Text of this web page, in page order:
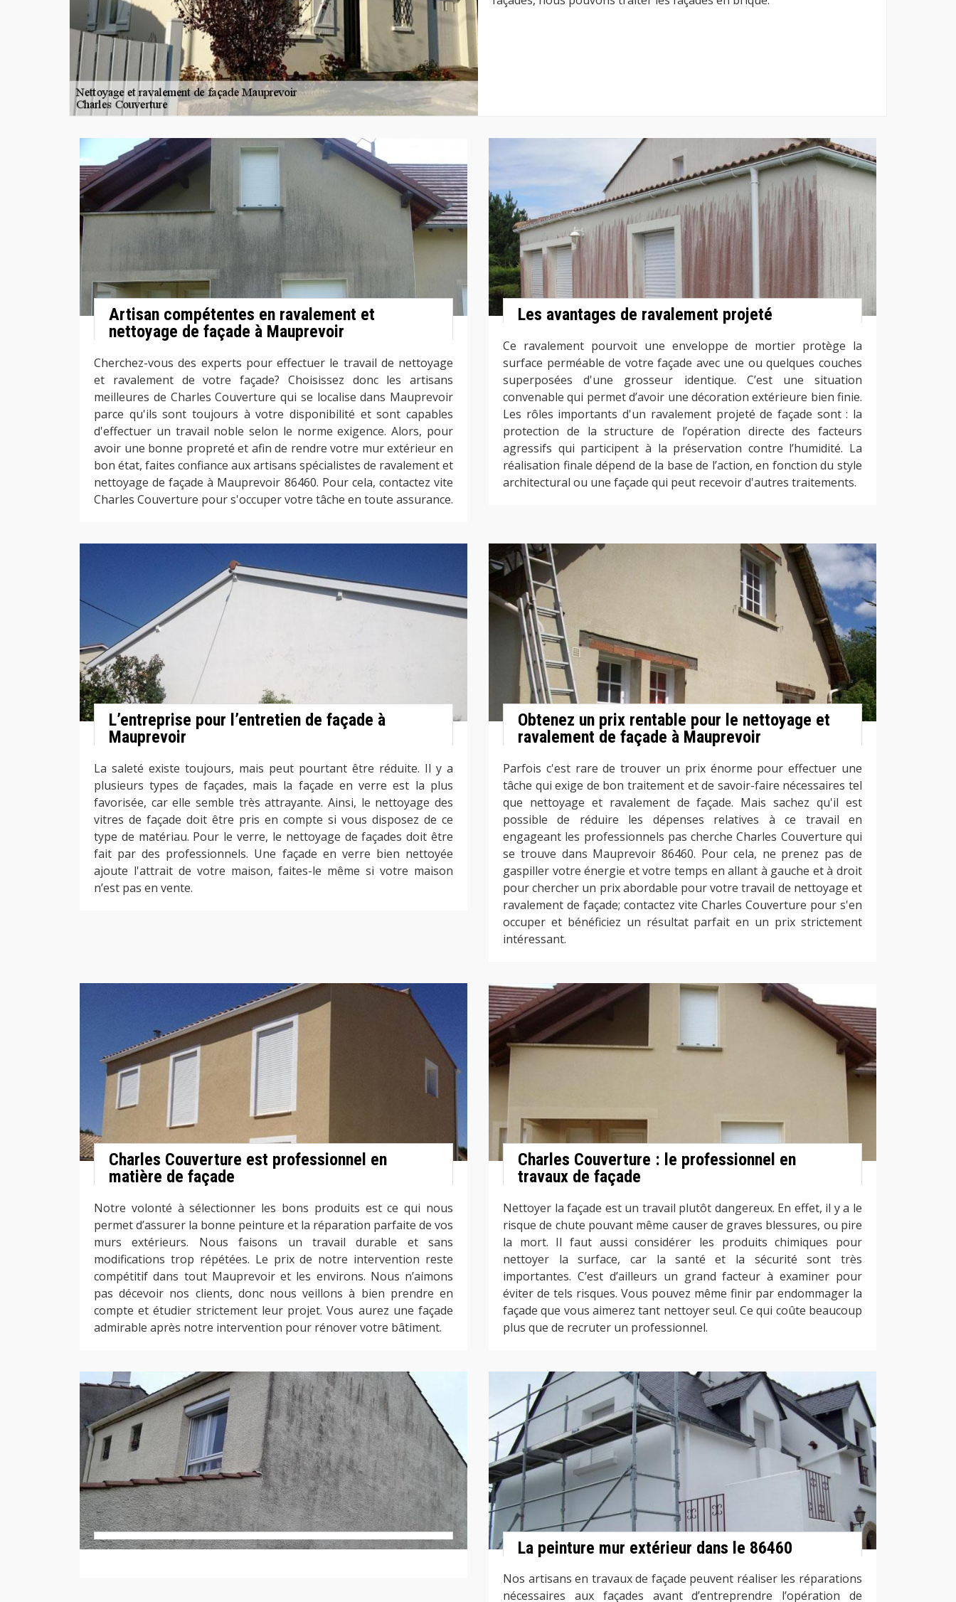
Artisan compétentes en ravalement et
nettoyage de façade à Mauprevoir
Cherchez-vous des experts pour effectuer le travail de nettoyage
et ravalement de votre façade? Choisissez donc les artisans
meilleures de Charles Couverture qui se localise dans Mauprevoir
parce qu'ils sont toujours à votre disponibilité et sont capables
d'effectuer un travail noble selon le norme exigence. Alors, pour
avoir une bonne propreté et afin de rendre votre mur extérieur en
bon état, faites confiance aux artisans spécialistes de ravalement et
nettoyage de façade à Mauprevoir 86460. Pour cela, contactez vite
Charles Couverture pour s'occuper votre tâche en toute assurance.
Les avantages de ravalement projeté
Ce ravalement pourvoit une enveloppe de mortier protège la
surface perméable de votre façade avec une ou quelques couches
superposées d'une grosseur identique. C’est une situation
convenable qui permet d’avoir une décoration extérieure bien finie.
Les rôles importants d'un ravalement projeté de façade sont : la
protection de la structure de l’opération directe des facteurs
agressifs qui participent à la préservation contre l’humidité. La
réalisation finale dépend de la base de l’action, en fonction du style
architectural ou une façade qui peut recevoir d'autres traitements.
L’entreprise pour l’entretien de façade à
Mauprevoir
La saleté existe toujours, mais peut pourtant être réduite. Il y a
plusieurs types de façades, mais la façade en verre est la plus
favorisée, car elle semble très attrayante. Ainsi, le nettoyage des
vitres de façade doit être pris en compte si vous disposez de ce
type de matériau. Pour le verre, le nettoyage de façades doit être
fait par des professionnels. Une façade en verre bien nettoyée
ajoute l'attrait de votre maison, faites-le même si votre maison
n’est pas en vente.
Obtenez un prix rentable pour le nettoyage et
ravalement de façade à Mauprevoir
Parfois c'est rare de trouver un prix énorme pour effectuer une
tâche qui exige de bon traitement et de savoir-faire nécessaires tel
que nettoyage et ravalement de façade. Mais sachez qu'il est
possible de réduire les dépenses relatives à ce travail en
engageant les professionnels pas cherche Charles Couverture qui
se trouve dans Mauprevoir 86460. Pour cela, ne prenez pas de
gaspiller votre énergie et votre temps en allant à gauche et à droit
pour chercher un prix abordable pour votre travail de nettoyage et
ravalement de façade; contactez vite Charles Couverture pour s'en
occuper et bénéficiez un résultat parfait en un prix strictement
intéressant.
Charles Couverture est professionnel en
matière de façade
Notre volonté à sélectionner les bons produits est ce qui nous
permet d’assurer la bonne peinture et la réparation parfaite de vos
murs extérieurs. Nous faisons un travail durable et sans
modifications trop répétées. Le prix de notre intervention reste
compétitif dans tout Mauprevoir et les environs. Nous n’aimons
pas décevoir nos clients, donc nous veillons à bien prendre en
compte et étudier strictement leur projet. Vous aurez une façade
admirable après notre intervention pour rénover votre bâtiment.
Charles Couverture : le professionnel en
travaux de façade
Nettoyer la façade est un travail plutôt dangereux. En effet, il y a le
risque de chute pouvant même causer de graves blessures, ou pire
la mort. Il faut aussi considérer les produits chimiques pour
nettoyer la surface, car la santé et la sécurité sont très
importantes. C’est d’ailleurs un grand facteur à examiner pour
éviter de tels risques. Vous pouvez même finir par endommager la
façade que vous aimerez tant nettoyer seul. Ce qui coûte beaucoup
plus que de recruter un professionnel.
La peinture mur extérieur dans le 86460
Nos artisans en travaux de façade peuvent réaliser les réparations
nécessaires aux façades avant d’entreprendre l’opération de